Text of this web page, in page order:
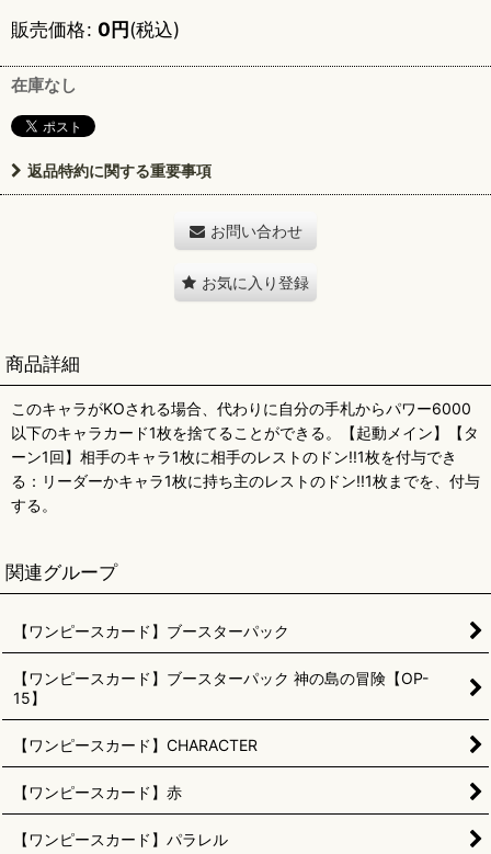
販売価格: 0円(税込)
在庫なし
返品特約に関する重要事項
お問い合わせ
お気に入り登録
商品詳細
このキャラがKOされる場合、代わりに自分の手札からパワー6000
以下のキャラカード1枚を捨てることができる。【起動メイン】【タ
ーン1回】相手のキャラ1枚に相手のレストのドン!!1枚を付与でき
る：リーダーかキャラ1枚に持ち主のレストのドン!!1枚までを、付与
する。
関連グループ
【ワンピースカード】ブースターパック
【ワンピースカード】ブースターパック 神の島の冒険【OP-
15】
【ワンピースカード】CHARACTER
【ワンピースカード】赤
【ワンピースカード】パラレル